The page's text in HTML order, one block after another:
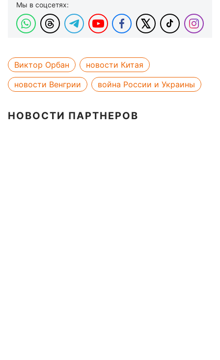
Мы в соцсетях:
Виктор Орбан
новости Китая
новости Венгрии
война России и Украины
НОВОСТИ ПАРТНЕРОВ